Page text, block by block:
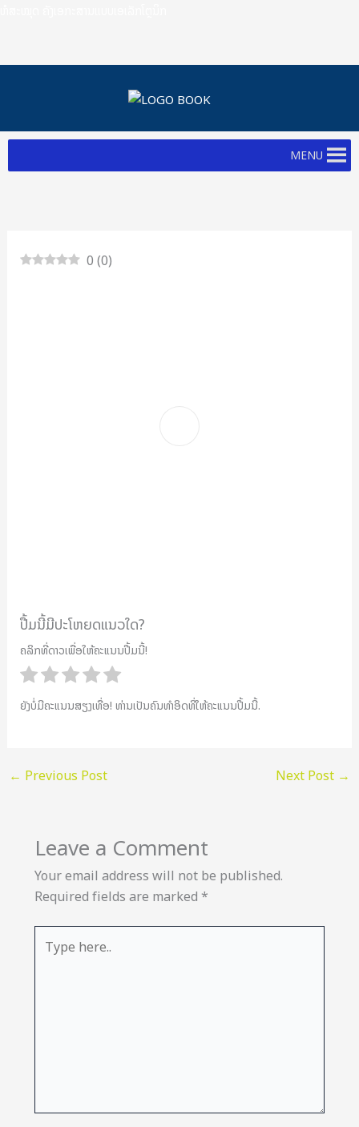
MENU
0 (0)
ປື້ມນີ້ມີປະໂຫຍດແນວໃດ?
ຄລິກທີ່ດາວເພື່ອໃຫ້ຄະແນນປື້ມນີ້!
ຍັງບໍ່ມີຄະແນນສຽງເທື່ອ! ທ່ານເປັນຄົນທຳອິດທີ່ໃຫ້ຄະແນນປື້ມນີ້.
← Previous Post Next Post →
Leave a Comment
Your email address will not be published.
Required fields are marked*
here..